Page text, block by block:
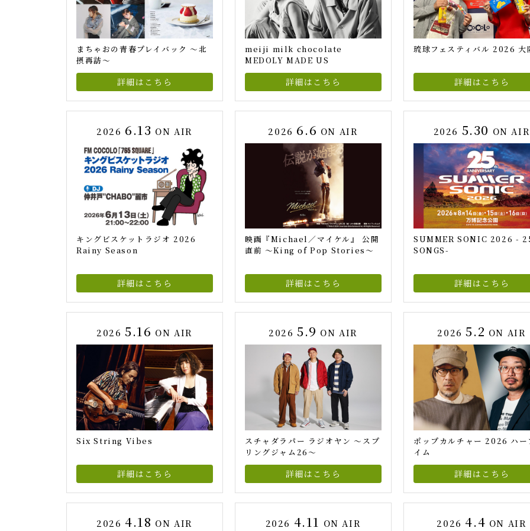
まちゃおの青春プレイバック ～北
摂再訪～
詳細はこちら
meiji milk chocolate
MEDOLY MADE US
詳細はこちら
琉球フェスティバル 2026 大
詳細はこちら
2026 6.13 ON AIR
キングビスケットラジオ 2026
Rainy Season
詳細はこちら
2026 6.6 ON AIR
映画『Michael／マイケル』 公開
直前 ～King of Pop Stories～
詳細はこちら
2026 5.30 ON AIR
SUMMER SONIC 2026 -
SONGS-
詳細はこちら
20265.16 ON AIR
Six String Vibes
詳細はこちら
2026 5.9 ON AIR
スチャダラパー ラジオヤン ～スプ
リングジャム26～
詳細はこちら
20265.2 ON AIR
ポップカルチャー 2026 ハー
イム
詳細はこちら
2026 4.18 ON AIR 2026 4.11 ON AIR 2026 4.4 ON AIR